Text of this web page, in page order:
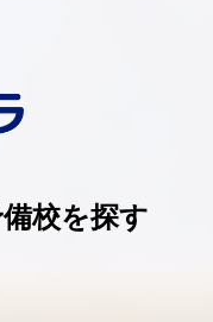
校を探す